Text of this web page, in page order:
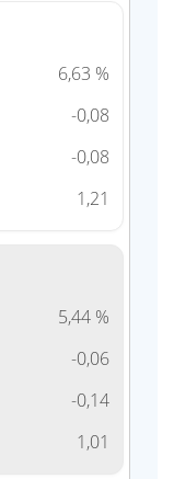
6,63 %
-0,08
-0,08
1,21
5,44 %
-0,06
-0,14
1,01